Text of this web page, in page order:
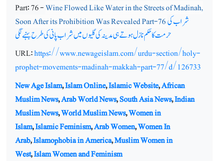
Part: 76 -Wine Flowed Like Water in the Streets of Madinah,
Soon After its Prohibition Was Revealed Part-76شراب کی
حرمت کا حکم نازل ہوتے ہی مدینہ کی گلیوں میں شراب پانی کی طرح بہنے لگی
URL:https://www.newageislam.com/urdu-section/holy-
prophet-movements-madinah-makkah-part-77/d/126733
New Age Islam,Islam Online,Islamic Website,African
Muslim News,Arab World News,South Asia News,Indian
Muslim News,World Muslim News,Women in
Islam,Islamic Feminism,Arab Women,Women In
Arab,Islamophobia in America,Muslim Women in
West,Islam Women and Feminism